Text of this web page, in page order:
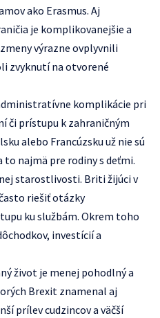
ako Erasmus. Aj
je komplikovanejšie a
výrazne ovplyvnili
zvyknutí na otvorené
komplikácie pri
či prístupu k zahraničným
alebo Francúzsku už nie sú
to najmä pre rodiny s deťmi.
starostlivosti. Briti žijúci v
riešiť otázky
ku službám. Okrem toho
investícií a
život je menej pohodlný a
Brexit znamenal aj
prílev cudzincov a väčší